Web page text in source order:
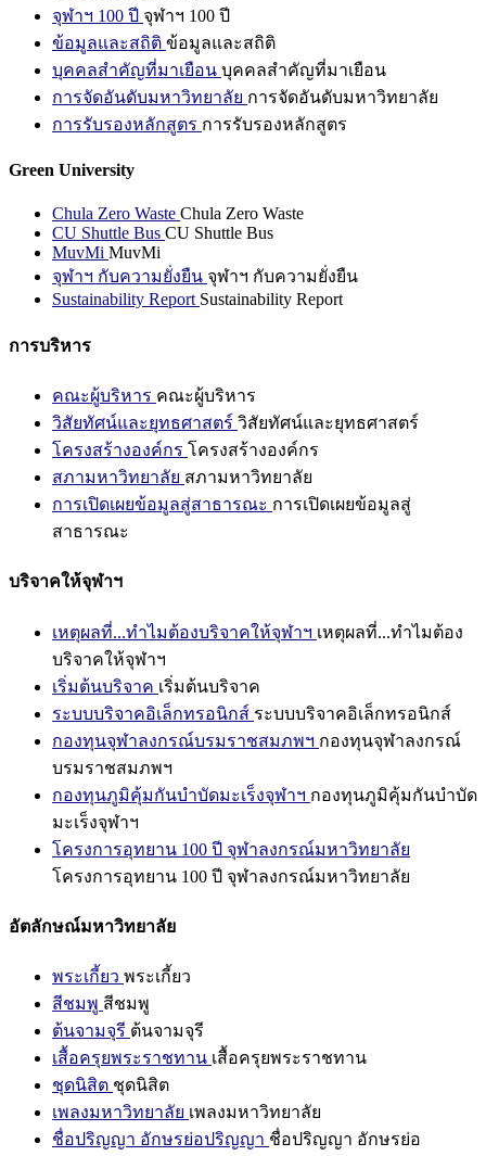
จุฬาฯ 100 ปี จุฬาฯ 100 ปี
ข้อมูลและสถิติ ข้อมูลและสถิติ
บุคคลสำคัญที่มาเยือน บุคคลสำคัญที่มาเยือน
การจัดอันดับมหาวิทยาลัย การจัดอันดับมหาวิทยาลัย
การรับรองหลักสูตร การรับรองหลักสูตร
Green University
Chula Zero Waste Chula Zero Waste
CU Shuttle Bus CU Shuttle Bus
MuvMi MuvMi
จุฬาฯ กับความยั่งยืน จุฬาฯ กับความยั่งยืน
Sustainability Report Sustainability Report
การบริหาร
คณะผู้บริหาร คณะผู้บริหาร
วิสัยทัศน์และยุทธศาสตร์ วิสัยทัศน์และยุทธศาสตร์
โครงสร้างองค์กร โครงสร้างองค์กร
สภามหาวิทยาลัย สภามหาวิทยาลัย
การเปิดเผยข้อมูลสู่สาธารณะ การเปิดเผยข้อมูลสู่
สาธารณะ
บริจาคให้จุฬาฯ
เหตุผลที่...ทำไมต้องบริจาคให้จุฬาฯ เหตุผลที่...ทำไมต้อง
บริจาคให้จุฬาฯ
เริ่มต้นบริจาค เริ่มต้นบริจาค
ระบบบริจาคอิเล็กทรอนิกส์ ระบบบริจาคอิเล็กทรอนิกส์
กองทุนจุฬาลงกรณ์บรมราชสมภพฯ กองทุนจุฬาลงกรณ์
บรมราชสมภพฯ
กองทุนภูมิคุ้มกันบำบัดมะเร็งจุฬาฯ กองทุนภูมิคุ้มกันบำบัด
มะเร็งจุฬาฯ
โครงการอุทยาน 100 ปี จุฬาลงกรณ์มหาวิทยาลัย
โครงการอุทยาน 100 ปี จุฬาลงกรณ์มหาวิทยาลัย
อัตลักษณ์มหาวิทยาลัย
พระเกี้ยว พระเกี้ยว
สีชมพู สีชมพู
ต้นจามจุรี ต้นจามจุรี
เสื้อครุยพระราชทาน เสื้อครุยพระราชทาน
ชุดนิสิต ชุดนิสิต
เพลงมหาวิทยาลัย เพลงมหาวิทยาลัย
ชื่อปริญญา อักษรย่อปริญญา ชื่อปริญญา อักษรย่อ